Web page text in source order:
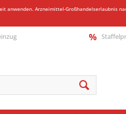
anwenden. Arzneimittel-Großhandelserlaubnis